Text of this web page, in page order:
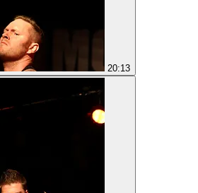
20:13